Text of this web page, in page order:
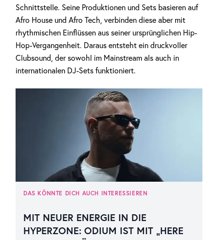
Schnittstelle. Seine Produktionen und Sets basieren auf
Afro House und Afro Tech, verbinden diese aber mit
rhythmischen Einflüssen aus seiner ursprünglichen Hip-
Hop-Vergangenheit. Daraus entsteht ein druckvoller
Clubsound, der sowohl im Mainstream als auch in
internationalen DJ-Sets funktioniert.
DAS KÖNNTE DICH AUCH INTERESSIEREN
MIT NEUER ENERGIE IN DIE
HYPERZONE: ODIUM IST MIT „HERE